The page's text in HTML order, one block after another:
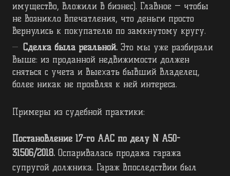
имущество, вложили в бизнес). Главное — чтобы
не возникло впечатления, что деньги просто
вернулись к покупателю по замкнутому кругу.
Сделка была реальной. Это мы уже разбирали
выше: из проданной недвижимости должен
сняться с учета и выехать бывший владелец,
более никак не проявляя к ней интереса.
Примеры из судебной практики:
Постановление 17-го ААС по делу N А50-
31506/2018. Оспаривалась продажа гаража
супругой должника. Гараж впоследствии был